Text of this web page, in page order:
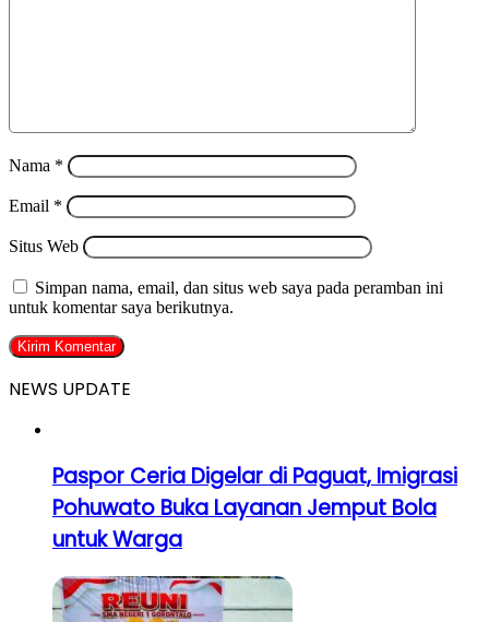
Nama *
Email *
Situs Web
Simpan nama, email, dan situs web saya pada peramban ini
untuk komentar saya berikutnya.
NEWS UPDATE
Paspor Ceria Digelar di Paguat, Imigrasi
Pohuwato Buka Layanan Jemput Bola
untuk Warga